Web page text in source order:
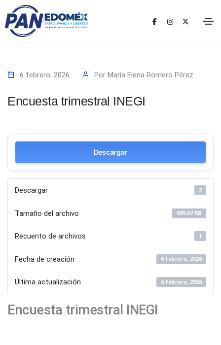
6 febrero, 2026 Por María Elena Romero Pérez
Encuesta trimestral INEGI
Descargar
Descargar 2
Tamaño del archivo 685.67 KB
Recuento de archivos 1
Fecha de creación 6 febrero, 2026
Última actualización 6 febrero, 2026
Encuesta trimestral INEGI